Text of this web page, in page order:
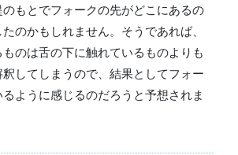
もとでフォークの先がどこにあるの
のかもしれません。そうであれば、
のは舌の下に触れているものよりも
してしまうので、結果としてフォー
ように感じるのだろうと予想されま